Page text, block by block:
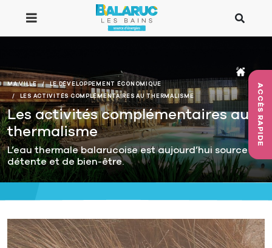
ACCÈS RAPIDE
MA VILLE
LE DÉVELOPPEMENT ÉCONOMIQUE
LES ACTIVITÉS COMPLÉMENTAIRES AU THERMALISME
Les activités complémentaires au
thermalisme
L’eau thermale balarucoise est aujourd’hui source de
détente et de bien-être.